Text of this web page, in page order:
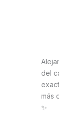
del
más
✨